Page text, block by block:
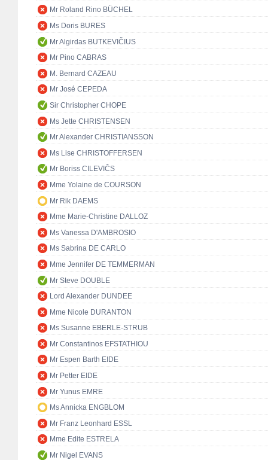
Mr Roland Rino BÜCHEL
Ms Doris BURES
Mr Algirdas BUTKEVIČIUS
Mr Pino CABRAS
M. Bernard CAZEAU
Mr José CEPEDA
Sir Christopher CHOPE
Ms Jette CHRISTENSEN
Mr Alexander CHRISTIANSSON
Ms Lise CHRISTOFFERSEN
Mr Boriss CILEVIČS
Mme Yolaine de COURSON
Mr Rik DAEMS
Mme Marie-Christine DALLOZ
Ms Vanessa D'AMBROSIO
Ms Sabrina DE CARLO
Mme Jennifer DE TEMMERMAN
Mr Steve DOUBLE
Lord Alexander DUNDEE
Mme Nicole DURANTON
Ms Susanne EBERLE-STRUB
Mr Constantinos EFSTATHIOU
Mr Espen Barth EIDE
Mr Petter EIDE
Mr Yunus EMRE
Ms Annicka ENGBLOM
Mr Franz Leonhard ESSL
Mme Edite ESTRELA
Mr Nigel EVANS